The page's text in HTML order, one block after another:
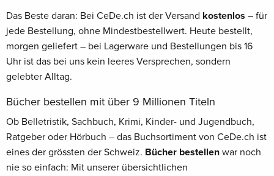
Das Beste daran: Bei CeDe.ch ist der Versand kostenlos – für
jede Bestellung, ohne Mindestbestellwert. Heute bestellt,
morgen geliefert – bei Lagerware und Bestellungen bis 16
Uhr ist das bei uns kein leeres Versprechen, sondern
gelebter Alltag.
Bücher bestellen mit über 9 Millionen Titeln
Ob Belletristik, Sachbuch, Krimi, Kinder- und Jugendbuch,
Ratgeber oder Hörbuch – das Buchsortiment von CeDe.ch ist
eines der grössten der Schweiz. Bücher bestellen war noch
nie so einfach: Mit unserer übersichtlichen